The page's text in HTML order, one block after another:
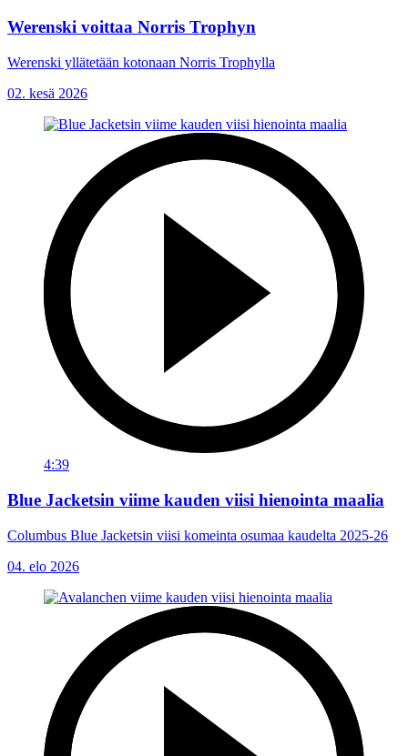
Werenski voittaa Norris Trophyn
Werenski yllätetään kotonaan Norris Trophylla
02. kesä 2026
4:39
Blue Jacketsin viime kauden viisi hienointa maalia
Columbus Blue Jacketsin viisi komeinta osumaa kaudelta 2025-26
04. elo 2026